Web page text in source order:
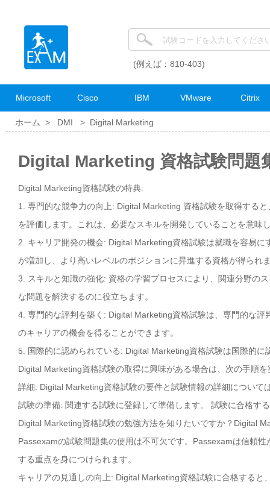
(例えば：810-403)
Microsoft Cisco IBM VMware Citrix
ホーム > DMI > Digital Marketing
Digital Marketing 資格試験問題
Digital Marketing資格試験の特典:
1. 専門的な競争力の向上: Digital Marketing 資格試験を取得する
を評価します。これは、必要なスキルを開発していることを意味
2. キャリア開発の機会: Digital Marketing資格試験は就職を容易
が増加し、より高いレベルのポジションに昇進する資格が得られ
3. スキルと知識の強化: 資格の学習プロセスにより、関連分野の
な問題を解決するのに役立ちます。
4. 専門的な評判を築く: Digital Marketing資格試験は、専門的な
のキャリアの機会を得ることができます。
5. 国際的に認められている: Digital Marketing資格試験は国際的
Digital Marketing資格試験の取得に興味がある場合は、次の手順
詳細: Digital Marketing資格試験の要件と試験情報の詳細について
試験の準備: 関連する試験に登録して準備します。 試験に合格す
Digital Marketing資格試験の勉強方法を知りたいですか？Digital
Passexamの試験問題集の使用は不可欠です。Passexamは信頼
する重点を身につけられます。
キャリアの見通しの向上: Digital Marketing資格試験に合格する